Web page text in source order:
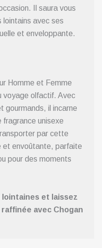
Il saura vous
lointains avec ses
et enveloppante.
Homme et Femme
voyage olfactif. Avec
gourmands, il incarne
fragrance unisexe
par cette
et envoûtante, parfaite
pour des moments
lointaines et laissez
avec Chogan